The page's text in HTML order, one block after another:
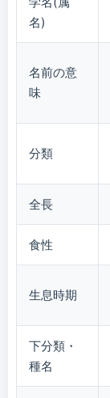
名)
名前の意
味
分類
全長
食性
生息時期
下分類・
種名